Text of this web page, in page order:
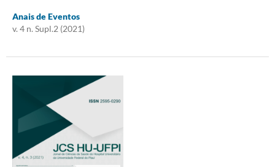
Anais de Eventos
v. 4 n. Supl.2 (2021)